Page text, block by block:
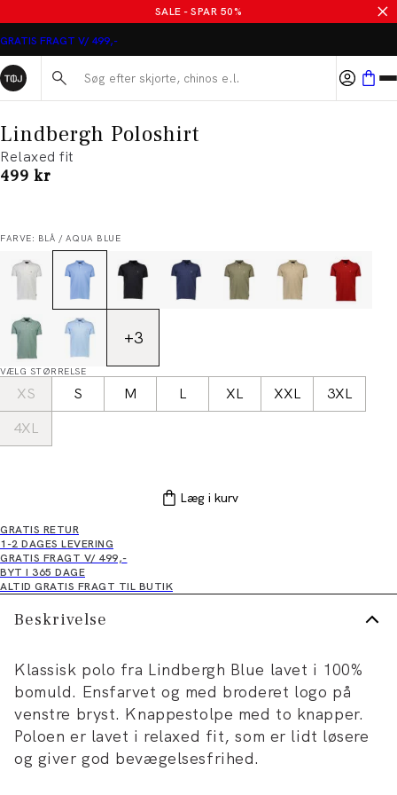
SALE - SPAR 50%
GRATIS FRAGT V/ 499,-
Søg her...
Lindbergh Poloshirt
Relaxed fit
I alt (inkl. rabat)
499 kr
FARVE: BLÅ / AQUA BLUE
+3
VÆLG STØRRELSE
XS S M L XL XXL
3XL
4XL
Læg i kurv
GRATIS RETUR
1-2 DAGES LEVERING
GRATIS FRAGT V/ 499,-
BYT I 365 DAGE
ALTID GRATIS FRAGT TIL BUTIK
Beskrivelse
Klassisk polo fra Lindbergh Blue lavet i 100%
bomuld. Ensfarvet og med broderet logo på
venstre bryst. Knappestolpe med to knapper.
Poloen er lavet i relaxed fit, som er lidt løsere
og giver god bevægelsesfrihed.